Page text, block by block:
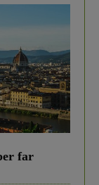
far